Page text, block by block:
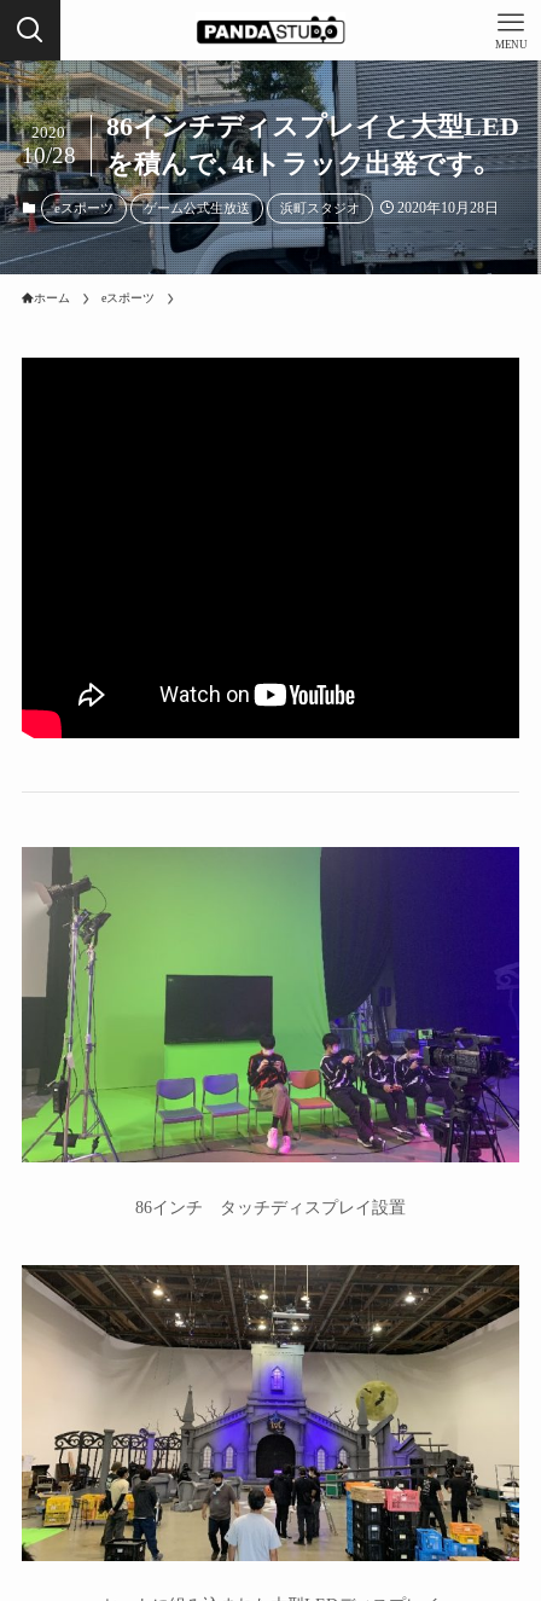
MENU
86インチディスプレイと大型LED
を積んで、4tトラック出発です。
2020
10/28
eスポーツ ゲーム公式生放送 浜町スタジオ 2020年10月28日
ホーム eスポーツ
86インチ タッチディスプレイ設置